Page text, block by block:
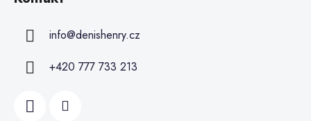
info@denishenry.cz
+420 777 733 213